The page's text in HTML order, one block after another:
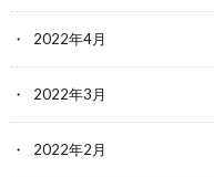
2022年4月
2022年3月
2022年2月